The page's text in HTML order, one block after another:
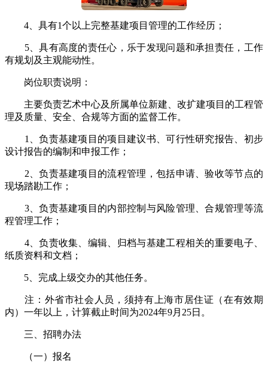
4、具有1个以上完整基建项目管理的工作经历；
5、具有高度的责任心，乐于发现问题和承担责任，工作
有规划及主观能动性。
岗位职责说明：
主要负责艺术中心及所属单位新建、改扩建项目的工程管
理及质量、安全、合规等方面的监督工作。
1、负责基建项目的项目建议书、可行性研究报告、初步
设计报告的编制和申报工作；
2、负责基建项目的流程管理，包括申请、验收等节点的
现场踏勘工作；
3、负责基建项目的内部控制与风险管理、合规管理等流
程管理工作；
4、负责收集、编辑、归档与基建工程相关的重要电子、
纸质资料和文档；
5、完成上级交办的其他任务。
注：外省市社会人员，须持有上海市居住证（在有效期
内）一年以上，计算截止时间为2024年9月25日。
三、招聘办法
（一）报名